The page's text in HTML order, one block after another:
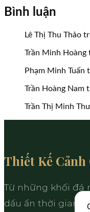
Bình luận
Lê Thị Thu Thảo
Trần Minh Hoàng
Phạm Minh Tuấn
Trần Hoàng Nam
Trần Thị Minh Thư
Thiết Kế
Từ những khối đá
dấu ấn thời gian,